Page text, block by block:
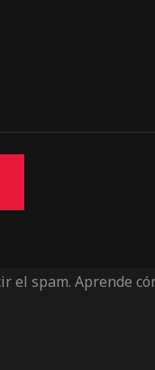
el spam. Aprende